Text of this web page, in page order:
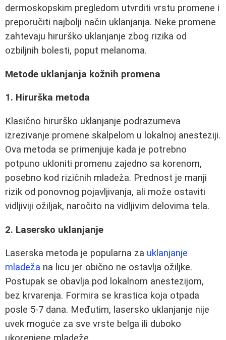
dermoskopskim pregledom utvrditi vrstu promene i
preporučiti najbolji način uklanjanja. Neke promene
zahtevaju hirurško uklanjanje zbog rizika od
ozbiljnih bolesti, poput melanoma.
Metode uklanjanja kožnih promena
1. Hirurška metoda
Klasično hirurško uklanjanje podrazumeva
izrezivanje promene skalpelom u lokalnoj anesteziji.
Ova metoda se primenjuje kada je potrebno
potpuno ukloniti promenu zajedno sa korenom,
posebno kod rizičnih mladeža. Prednost je manji
rizik od ponovnog pojavljivanja, ali može ostaviti
vidljiviji ožiljak, naročito na vidljivim delovima tela.
2. Lasersko uklanjanje
Laserska metoda je popularna za uklanjanje
mladeža na licu jer obično ne ostavlja ožiljke.
Postupak se obavlja pod lokalnom anestezijom,
bez krvarenja. Formira se krastica koja otpada
posle 5-7 dana. Međutim, lasersko uklanjanje nije
uvek moguće za sve vrste belga ili duboko